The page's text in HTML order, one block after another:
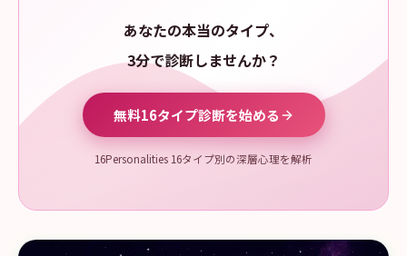
あなたの本当のタイプ、
3分で診断しませんか？
無料16タイプ診断を始める
16Personalities 16タイプ別の深層心理を解析